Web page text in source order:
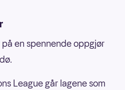
en spennende oppgjør
League går lagene som